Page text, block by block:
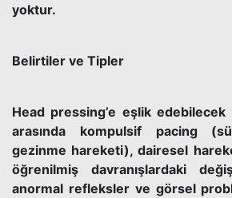
yoktur.
Belirtiler ve Tipler
Head pressing’e eşlik
arasında kompulsif pacing
gezinme hareketi), dairesel
öğrenilmiş davranışlardaki
anormal refleksler ve görsel